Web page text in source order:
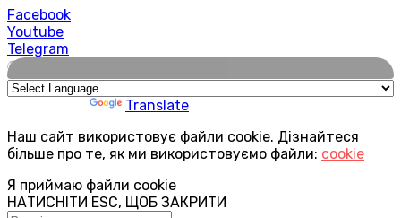
Facebook
Youtube
Telegram
🌍
Translate
Наш сайт використовує файли cookie. Дізнайтеся
більше про те, як ми використовуємо файли: cookie
Я приймаю файли cookie
НАТИСНІТИ ESC, ЩОБ ЗАКРИТИ